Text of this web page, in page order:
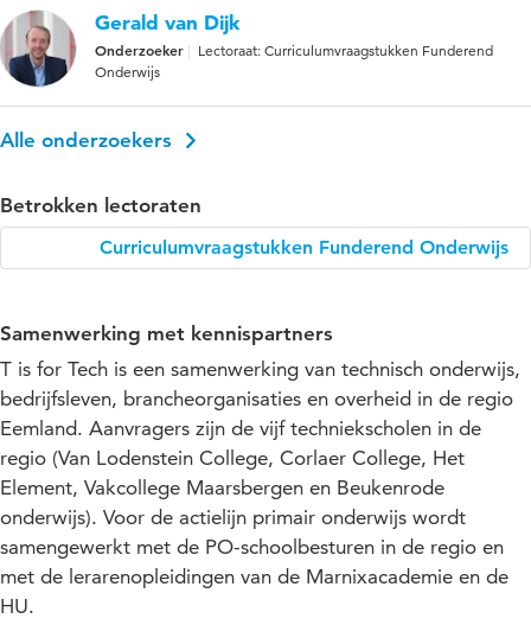
Gerald van Dijk
Onderzoeker
Lectoraat: Curriculumvraagstukken Funderend
Onderwijs
Alle onderzoekers
Betrokken lectoraten
Curriculumvraagstukken Funderend Onderwijs
Samenwerking met kennispartners
T is for Tech is een samenwerking van technisch onderwijs,
bedrijfsleven, brancheorganisaties en overheid in de regio
Eemland. Aanvragers zijn de vijf techniekscholen in de
regio (Van Lodenstein College, Corlaer College, Het
Element, Vakcollege Maarsbergen en Beukenrode
onderwijs). Voor de actielijn primair onderwijs wordt
samengewerkt met de PO-schoolbesturen in de regio en
met de lerarenopleidingen van de Marnixacademie en de
HU.